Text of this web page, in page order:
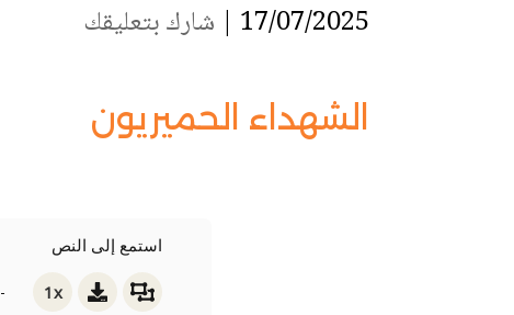
17/07/2025 | شارك بتعليقك
الشهداء الحميريون
استمع إلى النص
1x